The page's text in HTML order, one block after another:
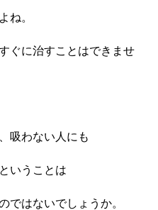
ね。
ぐに治すことはできませ
吸わない人にも
いうことは
ではないでしょうか。